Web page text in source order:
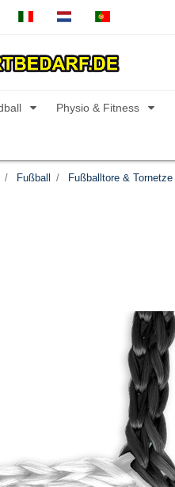
Physio & Fitness
Fußball Fußballtore & Tornetze